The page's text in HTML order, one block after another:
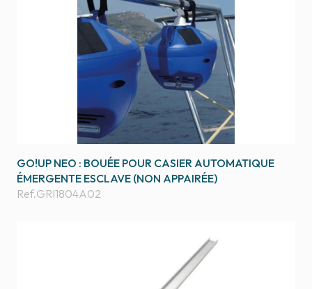
GO!UP NEO : BOUÉE POUR CASIER AUTOMATIQUE
ÉMERGENTE ESCLAVE (NON APPAIRÉE)
Ref.GRI1804A02